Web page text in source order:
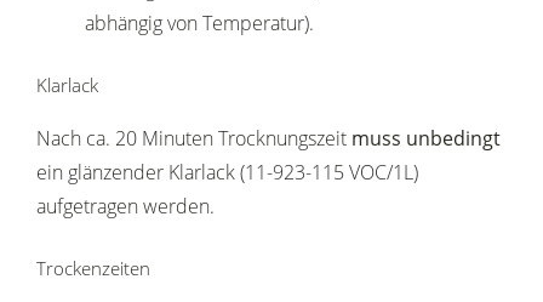
abhängig von Temperatur).
Klarlack
Nach ca. 20 Minuten Trocknungszeit muss unbedingt
ein glänzender Klarlack (11-923-115 VOC/1L)
aufgetragen werden.
Trockenzeiten